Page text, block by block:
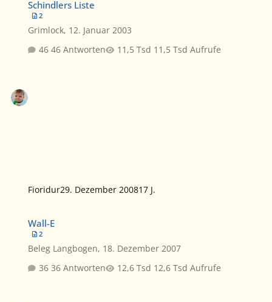
Schindlers Liste
2
Grimlock, 12. Januar 2003
46 Antworten
11,5 Tsd Aufrufe
Fioridur29. Dezember 200817 J.
Wall-E
2
Beleg Langbogen, 18. Dezember 2007
36 Antworten
12,6 Tsd Aufrufe